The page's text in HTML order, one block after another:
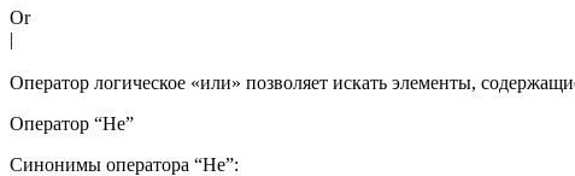
Or
|
Оператор логическое «или» позволяет искать элементы,
Оператор “Не”
Синонимы оператора “Не”: